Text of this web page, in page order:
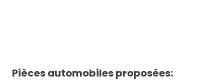
Pièces automobiles proposées: